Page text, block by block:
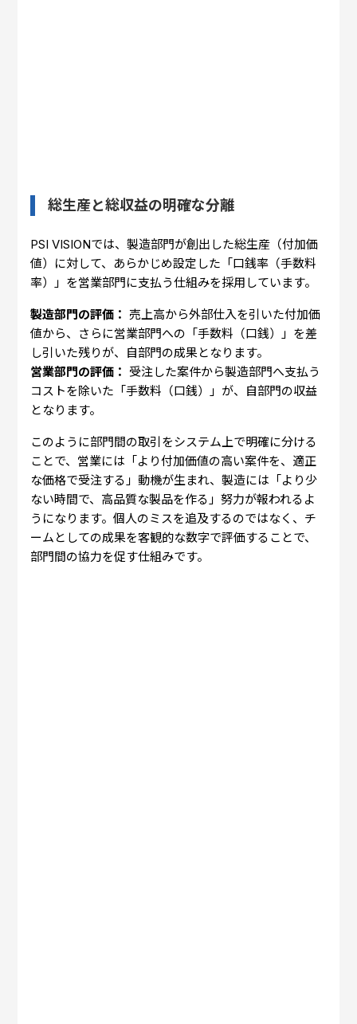
総生産と総収益の明確な分離
PSI VISIONでは、製造部門が創出した総生産（付加価
値）に対して、あらかじめ設定した「口銭率（手数料
率）」を営業部門に支払う仕組みを採用しています。
製造部門の評価： 売上高から外部仕入を引いた付加価
値から、さらに営業部門への「手数料（口銭）」を差
し引いた残りが、自部門の成果となります。
営業部門の評価： 受注した案件から製造部門へ支払う
コストを除いた「手数料（口銭）」が、自部門の収益
となります。
このように部門間の取引をシステム上で明確に分ける
ことで、営業には「より付加価値の高い案件を、適正
な価格で受注する」動機が生まれ、製造には「より少
ない時間で、高品質な製品を作る」努力が報われるよ
うになります。個人のミスを追及するのではなく、チ
ームとしての成果を客観的な数字で評価することで、
部門間の協力を促す仕組みです。